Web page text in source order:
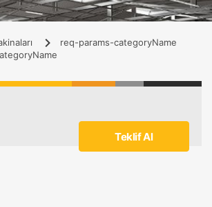
req-params-categoryName
Teklif Al